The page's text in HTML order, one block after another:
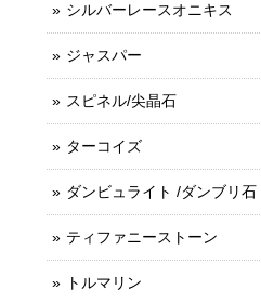
シルバーレースオニキス
ジャスパー
スピネル/尖晶石
ターコイズ
ダンビュライト /ダンブリ石
ティファニーストーン
トルマリン